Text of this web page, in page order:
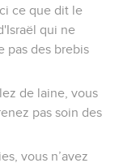
ce que dit le
qui ne
pas des brebis
de laine, vous
pas soin des
vous n’avez